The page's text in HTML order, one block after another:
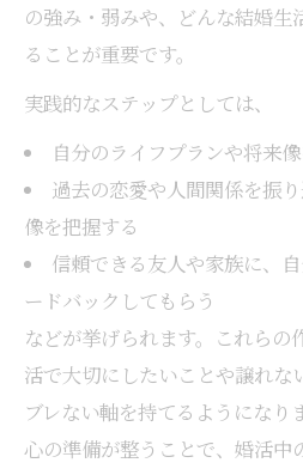
の強み・弱みや、どんな結婚生
ることが重要です。
実践的なステップとしては、
自分のライフプランや将来
過去の恋愛や人間関係を振
像を把握する
信頼できる友人や家族に、
ードバックしてもらう
などが挙げられます。これらの
活で大切にしたいことや譲れな
ブレない軸を持てるようになり
心の準備が整うことで、婚活中